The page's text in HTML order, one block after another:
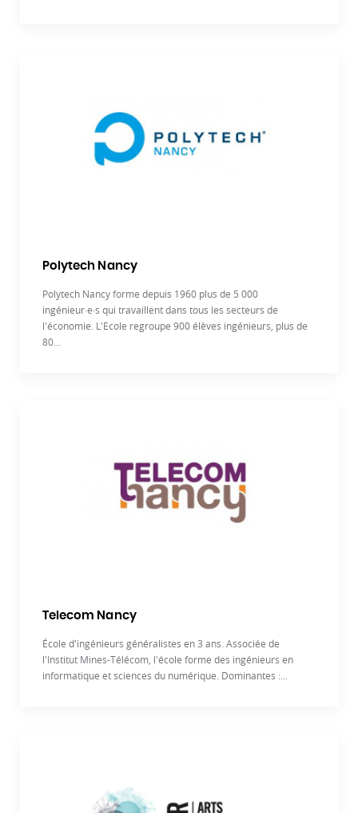
Polytech Nancy
Polytech Nancy forme depuis 1960 plus de 5 000
ingénieur·e·s qui travaillent dans tous les secteurs de
l'économie. L'Ecole regroupe 900 élèves ingénieurs, plus de
80...
Telecom Nancy
École d'ingénieurs généralistes en 3 ans. Associée de
l'Institut Mines-Télécom, l'école forme des ingénieurs en
informatique et sciences du numérique. Dominantes :...